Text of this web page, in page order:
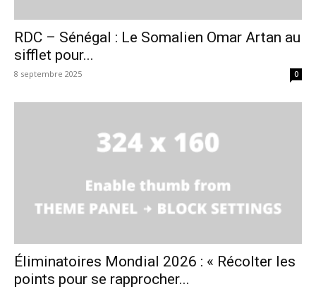
RDC – Sénégal : Le Somalien Omar Artan au
sifflet pour...
8 septembre 2025 0
Éliminatoires Mondial 2026 : « Récolter les
points pour se rapprocher...